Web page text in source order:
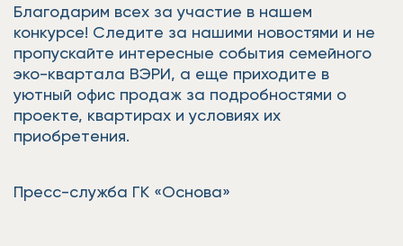
Благодарим всех за участие в нашем
конкурсе! Следите за нашими новостями и не
пропускайте интересные события семейного
эко-квартала ВЭРИ, а еще приходите в
уютный офис продаж за подробностями о
проекте, квартирах и условиях их
приобретения.
Пресс-служба ГК «Основа»